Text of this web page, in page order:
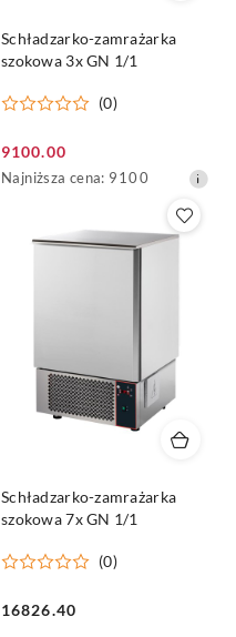
Schładzarko-zamrażarka
szokowa 3x GN 1/1
(0)
Cena
promocyjna:
9100.00
Najniższa
Najniższa cena: 9100
Schładzarko-zamrażarka
szokowa 7x GN 1/1
(0)
Cena:
16826.40